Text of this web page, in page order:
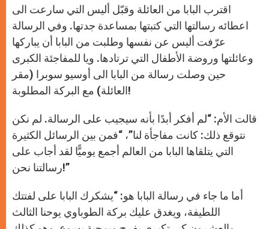
اقترب البابا من العائلة وقبّل أليس التي سارعت الى
اعطائه رسالتها التي كتبتها بمساعدة جدتها. وفي الرسالة
عرّفت أليس عن نفسها وطلبت من البابا أن يباركها
وعائلتها وروضة الأطفال التي ترتادها. ويا للمفاجئة الكبرى
حين وصلت رسالة من البابا الى أوسيو سوبرا (مقر
العائلة) مع البركة المطلوبة!
قالت الأم: “لم أفكر أبدًا بأنه سيجيب على الرسالة. لم نكن
نتوقع ذلك: كانت مفاجأة لنا”، “فمن بين الرسائل الكثيرة
التي يتلقاها البابا من العالم أجمع يوميًّا لقد أجاب على
رسالتنا نحن!”
أما ما جاء في رسالة البابا هو: “يشكرك البابا على لفتتك
اللطيفة، ويغدق عليك بركة الطوباوي يوحنا الثالث